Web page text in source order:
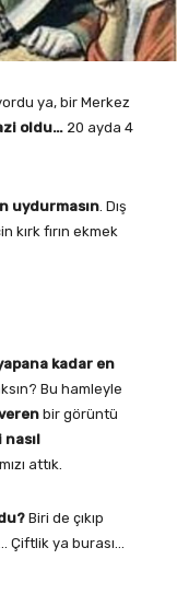
ya, bir Merkez
oldu… 20 ayda 4
uydurmasın . Dış
kırk fırın ekmek
kadar en
Bu hamleyle
bir görüntü
nasıl
attık.
Biri de çıkıp
Çiftlik ya burası…